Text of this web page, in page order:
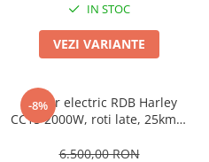
➔ Volta
➔ Z-Tech
PIESE DE SCHIMB
Acceleratii
IN STOC
VEZI VARIANTE
-8%
Scuter electric RDB Harley
CC15 2000W, roti late, 25km/h
Acumulator Litiu, Autonomie
6.500,00 RON